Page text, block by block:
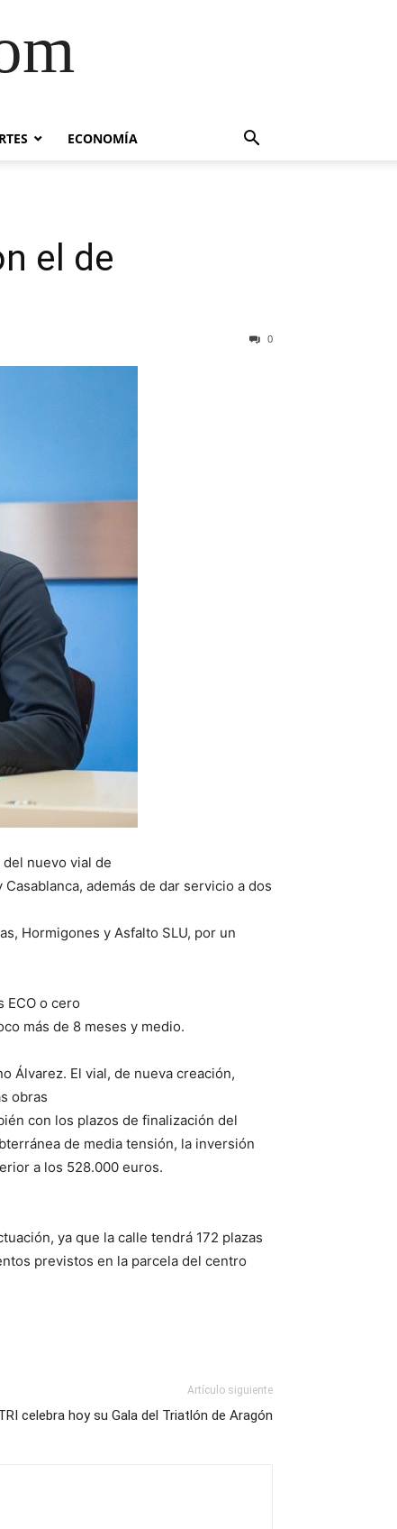
ECONOMÍA
el de
0
nuevo vial de
además de dar servicio a dos
Hormigones y Asfalto SLU, por un
ECO o cero
más de 8 meses y medio.
Álvarez. El vial, de nueva creación,
obras
con los plazos de finalización del
de media tensión, la inversión
a los 528.000 euros.
ya que la calle tendrá 172 plazas
previstos en la parcela del centro
Artículo siguiente
celebra hoy su Gala del Triatlón de Aragón